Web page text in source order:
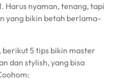
Harus nyaman, tenang, tapi
yang bikin betah berlama-
berikut 5 tips bikin master
dan stylish, yang bisa